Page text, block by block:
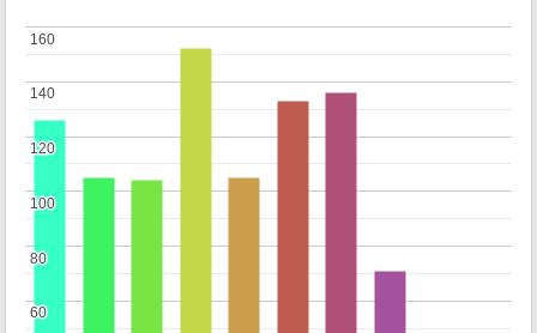
60
60
80
80
100
100
120
120
140
140
160
160